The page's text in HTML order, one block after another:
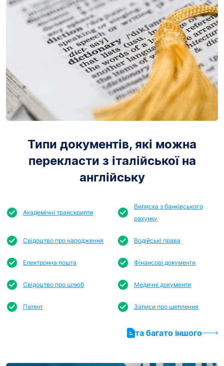
Типи документів, які можна
перекласти з італійської на
англійську
Академічні транскрипти
Виписка з банківського
рахунку
Свідоцтво про народження Водійські права
Електронна пошта Фінансові документи
Свідоцтво про шлюб Медичні документи
Патент Записи про щеплення
та багато іншого